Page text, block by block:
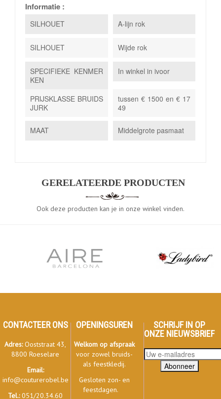
Informatie :
SILHOUET A-lijn rok
SILHOUET Wijde rok
SPECIFIEKE KENMER
KEN
In winkel in ivoor
PRIJSKLASSE BRUIDS
JURK
tussen € 1500 en € 17
49
MAAT Middelgrote pasmaat
GERELATEERDE PRODUCTEN
Ook deze producten kan je in onze winkel vinden.
CONTACTEER ONS
Adres:Ooststraat 43,
8800 Roeselare
Email:
info@couturerobel.be
Tel.:051/20.34.60
OPENINGSUREN
Welkom op afspraak
voor zowel bruids-
als feestkledij.
Gesloten zon- en
feestdagen.
SCHRIJF IN OP
ONZE NIEUWSBRIEF
Abonneer